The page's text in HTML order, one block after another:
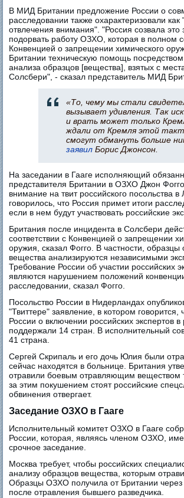
В МИД Британии предложение России о
расследовании также охарактеризовали как
отвлечения внимания". "Россия созвала это
подорвать работу ОЗХО, которая в полном
Конвенцией о запрещении химического
Британии техническую помощь
анализа образцов [вещества], взятых с
Солсбери", - сказал представитель МИД
«То, чему мы стали
вызывает удивления. Так
и врать может только
ждали от Кремля этой
смогут обмануть больше
заявил Борис Джонсон.
На заседании в Гааге исполняющий
представителя Британии в ОЗХО Джон
внимание на твит российского посольства в
говорилось, что Россия примет итоги
если в нем будут участвовать российские
Британия после инцидента в Солсбери
соответствии с Конвенцией о запрещении
оружия, сказал Фогго. В частности,
вещества анализируются независимыми
Требование России об участии российских
являются нарушением положений
расследовании, сказал Фогго.
Посольство России в Нидерландах
"Твиттере" заявление, в котором говорится,
России о включении российских экспертов
поддержали 14 стран. В исполнительный
41 страна.
Сергей Скрипаль и его дочь Юлия были
сейчас находятся в больнице. Британия
отравили боевым отравляющим веществом
за этим покушением стоят российские
обвинения отвергает.
Заседание ОЗХО в Гааге
Исполнительный комитет ОЗХО в Гааге
России, которая, являясь членом ОЗХО,
срочное заседание.
Москва требует, чтобы российских
анализу образцов вещества, которым
Образцы ОЗХО получила от Британии через
после отравления бывшего разведчика.